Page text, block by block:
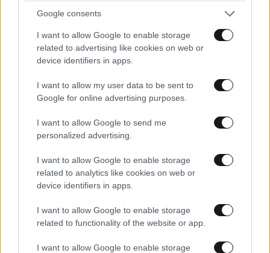
Google consents
I want to allow Google to enable storage
related to advertising like cookies on web or
device identifiers in apps.
I want to allow my user data to be sent to
Google for online advertising purposes.
I want to allow Google to send me
personalized advertising.
I want to allow Google to enable storage
related to analytics like cookies on web or
device identifiers in apps.
I want to allow Google to enable storage
related to functionality of the website or app.
I want to allow Google to enable storage
ΟΙΚΟΝΟΜΙΑ2 ω. πριν
Ποιοι φορολογούμενοι θα λάβουν email ή
τηλεφώνημα από την ΑΑΔΕ για φορολογικές
εκκρεμότητες